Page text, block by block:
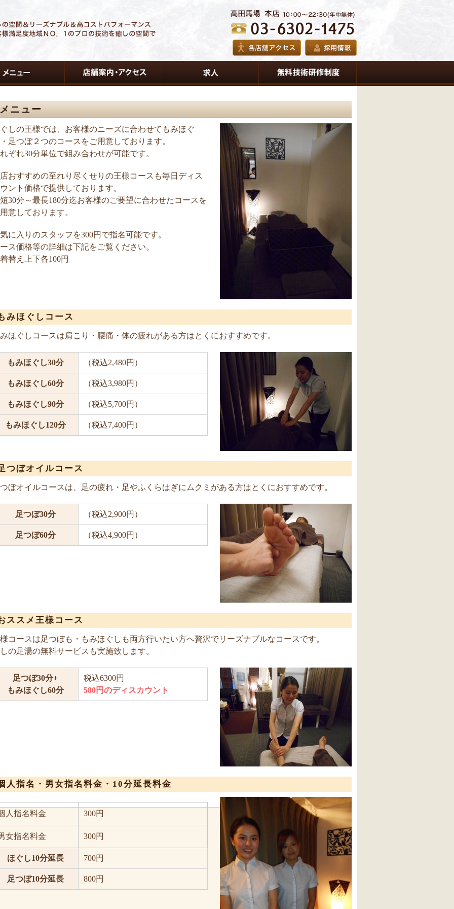
メニュー
しの王様では、お客様のニーズに合わせてもみほぐ
足つぼ２つのコースをご用意しております。
ぞれ30分単位で組み合わせが可能です。
おすすめの至れり尽くせりの王様コースも毎日ディス
ント価格で提供しております。
30分～最長180分迄お客様のご要望に合わせたコースを
意しております。
に入りのスタッフを300円で指名可能です。
ス価格等の詳細は下記をご覧ください。
替え上下各100円
みほぐしコース
ほぐしコースは肩こり・腰痛・体の疲れがある方はとくにおすすめです。
もみほぐし30分 （税込2,480円）
もみほぐし60分 （税込3,980円）
もみほぐし90分 （税込5,700円）
もみほぐし120分 （税込7,400円）
つぼオイルコース
ぼオイルコースは、足の疲れ・足やふくらはぎにムクミがある方はとくにおすすめです。
足つぼ30分 （税込2,900円）
足つぼ60分 （税込4,900円）
ススメ王様コース
コースは足つぼも・もみほぐしも両方行いたい方へ贅沢でリーズナブルなコースです。
の足湯の無料サービスも実施致します。
足つぼ30分+
もみほぐし60分
税込6300円
580円のディスカウント
人指名・男女指名料金・10分延長料金
人指名料金 300円
女指名料金 300円
ほぐし10分延長 700円
足つぼ10分延長 800円